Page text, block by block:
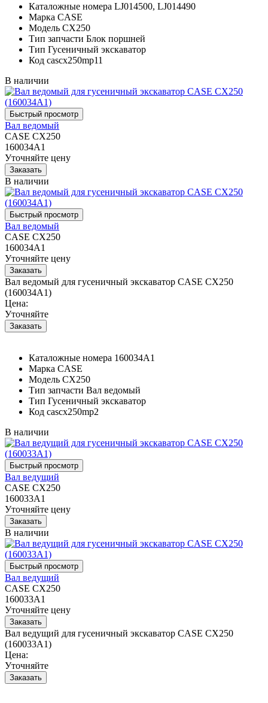
Каталожные номера LJ014500, LJ014490
Марка CASE
Модель CX250
Тип запчасти Блок поршней
Тип Гусеничный экскаватор
Код cascx250mp11
В наличии
Вал ведомый
CASE CX250
160034A1
Уточняйте цену
В наличии
Вал ведомый
CASE CX250
160034A1
Уточняйте цену
Вал ведомый для гусеничный экскаватор CASE CX250
(160034A1)
Цена:
Уточняйте
Каталожные номера 160034A1
Марка CASE
Модель CX250
Тип запчасти Вал ведомый
Тип Гусеничный экскаватор
Код cascx250mp2
В наличии
Вал ведущий
CASE CX250
160033A1
Уточняйте цену
В наличии
Вал ведущий
CASE CX250
160033A1
Уточняйте цену
Вал ведущий для гусеничный экскаватор CASE CX250
(160033A1)
Цена:
Уточняйте